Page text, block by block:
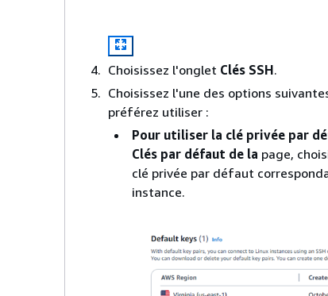
Choisissez l'onglet Clés SSH.
Choisissez l'une des options
préférez utiliser :
Pour utiliser la clé privée par
Clés par défaut de la page,
clé privée par défaut
instance.